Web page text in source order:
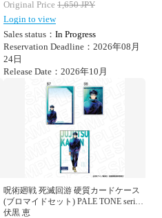
Original Price 1,650JPY
Login to view
Sales status： In Progress
Reservation Deadline：2026年08月
24日
Release Date：2026年10月
呪術廻戦 死滅回游 硬質カードケース
(ブロマイドセット) PALE TONE series
伏黒 恵